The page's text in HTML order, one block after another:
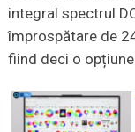
integral spectrul
împrospătare de
fiind deci o